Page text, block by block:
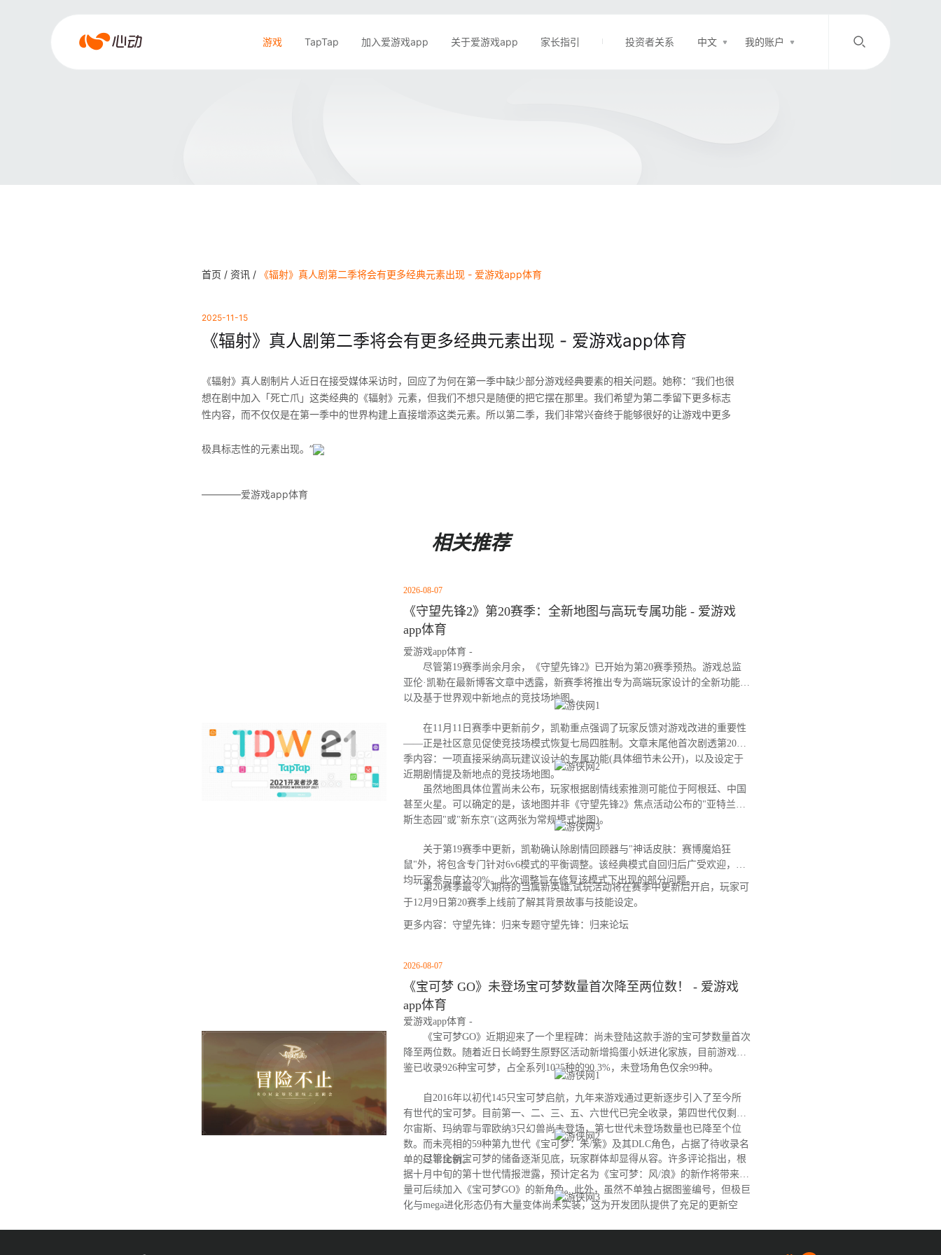
爱
游戏 TapTap 加入爱游戏app 关于爱游戏app 家长指引 投资者关系 中文 我的账户
/
首页 / 资讯 / 《辐射》真人剧第二季将会有更多经典元素出现 - 爱游戏app体育
2025-11-15
《辐射》真人剧第二季将会有更多经典元素出现 - 爱游戏app体育
《辐射》真人剧制片人近日在接受媒体采访时，回应了为何在第一季中缺少部分游戏经典要素的相关问题。她称：“我们也很
想在剧中加入「死亡爪」这类经典的《辐射》元素，但我们不想只是随便的把它摆在那里。我们希望为第二季留下更多标志
性内容，而不仅仅是在第一季中的世界构建上直接增添这类元素。所以第二季，我们非常兴奋终于能够很好的让游戏中更多
极具标志性的元素出现。”
————爱游戏app体育
相关推荐
2026-08-07
《守望先锋2》第20赛季：全新地图与高玩专属功能 - 爱游戏
app体育
爱游戏app体育 -
尽管第19赛季尚余月余，《守望先锋2》已开始为第20赛季预热。游戏总监
亚伦·凯勒在最新博客文章中透露，新赛季将推出专为高端玩家设计的全新功能，
以及基于世界观中新地点的竞技场地图。
在11月11日赛季中更新前夕，凯勒重点强调了玩家反馈对游戏改进的重要性
——正是社区意见促使竞技场模式恢复七局四胜制。文章末尾他首次剧透第20赛
季内容：一项直接采纳高玩建议设计的专属功能(具体细节未公开)，以及设定于
近期剧情提及新地点的竞技场地图。
虽然地图具体位置尚未公布，玩家根据剧情线索推测可能位于阿根廷、中国
甚至火星。可以确定的是，该地图并非《守望先锋2》焦点活动公布的"亚特兰蒂
斯生态园"或"新东京"(这两张为常规模式地图)。
关于第19赛季中更新，凯勒确认除剧情回顾器与"神话皮肤：赛博魔焰狂
鼠"外，将包含专门针对6v6模式的平衡调整。该经典模式自回归后广受欢迎，日
均玩家参与度达20%。此次调整旨在修复该模式下出现的部分问题。
第20赛季最令人期待的当属新英雄,试玩活动将在赛季中更新后开启，玩家可
于12月9日第20赛季上线前了解其背景故事与技能设定。
更多内容：守望先锋：归来专题守望先锋：归来论坛
2026-08-07
《宝可梦 GO》未登场宝可梦数量首次降至两位数！ - 爱游戏
app体育
爱游戏app体育 -
《宝可梦GO》近期迎来了一个里程碑：尚未登陆这款手游的宝可梦数量首次
降至两位数。随着近日长崎野生原野区活动新增捣蛋小妖进化家族，目前游戏图
鉴已收录926种宝可梦，占全系列1025种的90.3%，未登场角色仅余99种。
自2016年以初代145只宝可梦启航，九年来游戏通过更新逐步引入了至今所
有世代的宝可梦。目前第一、二、三、五、六世代已完全收录，第四世代仅剩阿
尔宙斯、玛纳霏与霏欧纳3只幻兽尚未登场，第七世代未登场数量也已降至个位
数。而未亮相的59种第九世代《宝可梦：朱/紫》及其DLC角色，占据了待收录名
单的过半比例。
尽管全新宝可梦的储备逐渐见底，玩家群体却显得从容。许多评论指出，根
据十月中旬的第十世代情报泄露，预计定名为《宝可梦：风/浪》的新作将带来大
量可后续加入《宝可梦GO》的新角色。此外，虽然不单独占据图鉴编号，但极巨
化与mega进化形态仍有大量变体尚未实装，这为开发团队提供了充足的更新空